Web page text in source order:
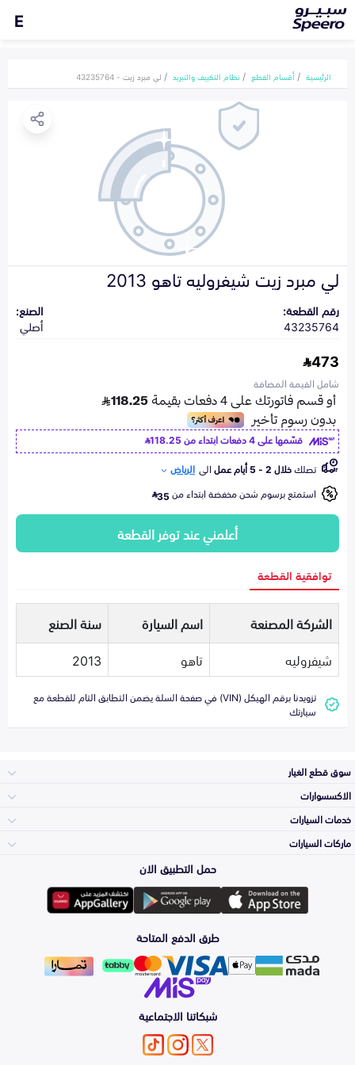
E
الرئيسية أقسام القطع نظام التكييف والتبريد لي مبرد زيت - 43235764
لي مبرد زيت شيفروليه تاهو 2013
رقم القطعة:
43235764
الصنع:
أصلي
473
شامل القيمة المضافة
قسّمها على 4 دفعات ابتداء من
118.25
تصلكخلال 2 - 5 أيام عمل الى الرياض
استمتع برسوم شحن مخفضة ابتداء من35
أعلمني عند توفر القطعة
توافقية القطعة
الشركة المصنعة اسم السيارة
سنة الصنع
شيفروليه
تاهو 2013
تزويدنا برقم الهيكل (VIN) في صفحة السلة يضمن التطابق التام للقطعة مع
سيارتك
سوق قطع الغيار
المكائن، القيرات
وملحقاتها
الشمعات
والاصطبات (الاضاءة)
الفرامل والأقمشة
الاكسسوارات
لوازم الرحلات
اكسسوارات العناية
الزيوت و السوائل
خدمات السيارات
الأكثر مبيعاً
التلميع والعناية
حماية مقدمة السيارة
ماركات السيارات
تويوتا
هيونداي
كيا
حمل التطبيق الان
طرق الدفع المتاحة
شبكاتنا الاجتماعية